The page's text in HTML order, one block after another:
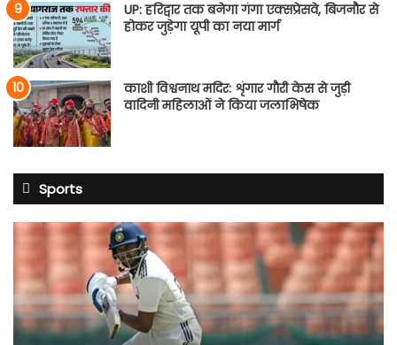
UP: हरिद्वार तक बनेगा गंगा एक्सप्रेसवे, बिजनौर से
होकर जुड़ेगा यूपी का नया मार्ग
काशी विश्वनाथ मदिर: शृंगार गौरी केस से जुड़ी
वादिनी महिलाओं ने किया जलाभिषेक
Sports
साई
श्रीलंका
सीरीज
से